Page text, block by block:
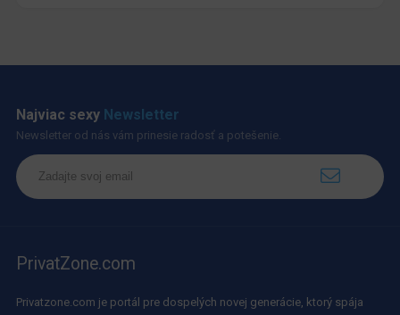
Najviac sexy Newsletter
Newsletter od nás vám prinesie radosť a potešenie.
PrivatZone.com
Privatzone.com je portál pre dospelých novej generácie, ktorý spája